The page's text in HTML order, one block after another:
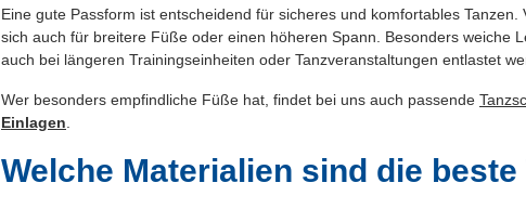
Eine gute Passform ist entscheidend für sicheres und komfortables
sich auch für breitere Füße oder einen höheren Spann. Besonders weiche
auch bei längeren Trainingseinheiten oder Tanzveranstaltungen entlastet
Wer besonders empfindliche Füße hat, findet bei uns auch passende
Einlagen
Welche Materialien sind die beste